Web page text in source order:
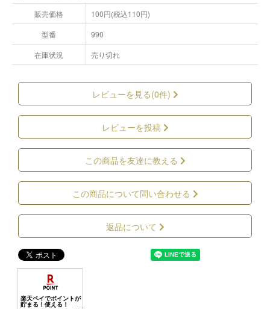
販売価格
100円(税込110円)
型番
990
在庫状況
売り切れ
レビューを見る(0件)
レビューを投稿
この商品を友達に教える
この商品について問い合わせる
返品について